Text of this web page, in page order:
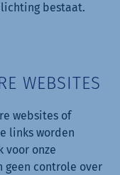
bestaat.
WEBSITES
websites of
links worden
voor onze
geen controle over